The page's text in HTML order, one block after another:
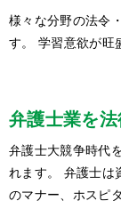
様々な分野の法令
す。 学習意欲が旺
弁護士業を
弁護士大競争時代
れます。 弁護士は
のマナー、ホスピ